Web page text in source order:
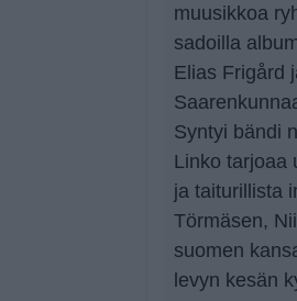
muusikkoa
sadoilla
Elias Frigård
Syntyi bändi
Linko tarjoaa
ja taiturillista
Törmäsen,
suomen
levyn kesän